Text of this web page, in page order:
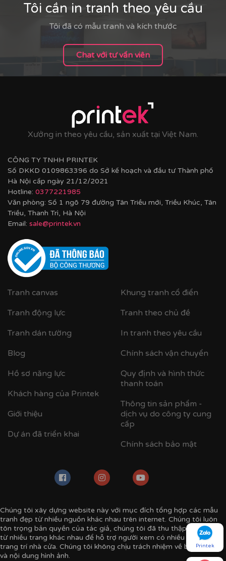
Tôi cần in tranh theo yêu cầu
Tôi đã có mẫu tranh và kích thước
Chat với tư vấn viên
Xưởng in theo yêu cầu, sản xuất tại Việt Nam.
CÔNG TY TNHH PRINTEK
Số DKKD 0109863396 do Sở kế hoạch và đầu tư Thành phố
Hà Nội cấp ngày 21/12/2021
Hotline: 0377221985
Văn phòng: Số 1 ngõ 79 đường Tân Triều mới, Triều Khúc, Tân
Triều, Thanh Trì, Hà Nội
Email: sale@printek.vn
Tranh canvas
Tranh động lực
Tranh dán tường
Blog
Hồ sơ năng lực
Khách hàng của Printek
Giới thiệu
Dự án đã triển khai
Khung tranh cổ điển
Tranh theo chủ đề
In tranh theo yêu cầu
Chính sách vận chuyển
Quy định và hình thức
thanh toán
Thông tin sản phẩm -
dịch vụ do công ty cung
cấp
Chính sách bảo mật
Chúng tôi xây dựng website này với mục đích tổng hợp các mẫu
tranh đẹp từ nhiều nguồn khác nhau trên internet. Chúng tôi luôn
tôn trọng bản quyền của tác giả, chúng tôi đã thu thập mẫu tranh
từ nhiều trang khác nhau để hỗ trợ người xem có nhiều ý tưởng
trang trí nhà cửa. Chúng tôi không chịu trách nhiệm về bản quyền
và nội dung hình ảnh.
Printek